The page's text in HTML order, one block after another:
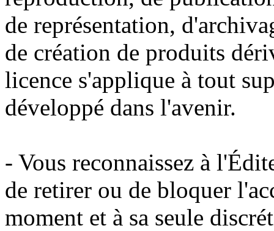
de représentation,
de création de produits
licence s'applique à tout
développé dans l'avenir.
- Vous reconnaissez à
de retirer ou de bloquer
moment et à sa seule